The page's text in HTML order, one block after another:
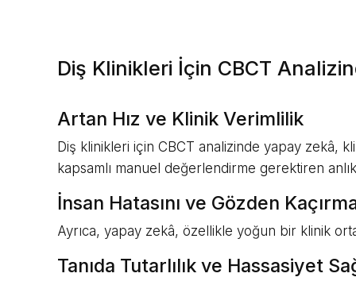
Diş Klinikleri İçin CBCT
Artan Hız ve Klinik Verimlilik
Diş klinikleri için CBCT analizinde yapay zekâ,
kapsamlı manuel değerlendirme gerektiren
İnsan Hatasını ve Gözden
Ayrıca, yapay zekâ, özellikle yoğun bir klinik
Tanıda Tutarlılık ve Hassasiyet